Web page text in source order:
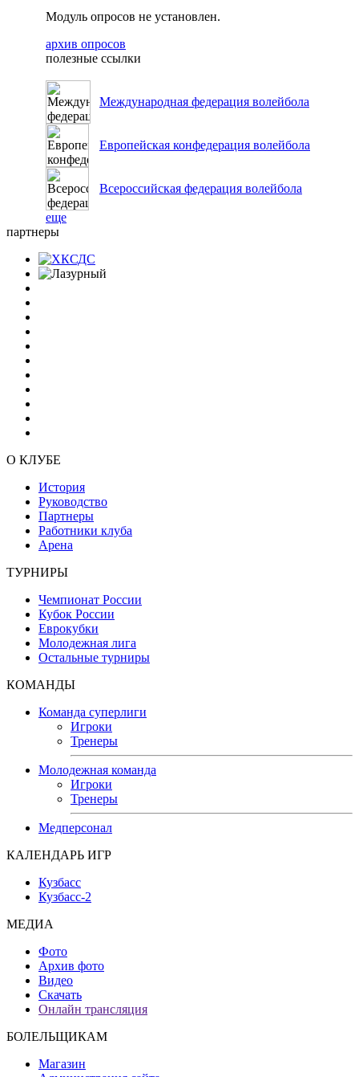
Модуль опросов не установлен.
архив опросов
полезные ссылки
Международная федерация волейбола
Европейская конфедерация волейбола
Всероссийская федерация волейбола
еще
партнеры
О КЛУБЕ
История
Руководство
Партнеры
Работники клуба
Арена
ТУРНИРЫ
Чемпионат России
Кубок России
Еврокубки
Молодежная лига
Остальные турниры
КОМАНДЫ
Команда суперлиги
Игроки
Тренеры
Молодежная команда
Игроки
Тренеры
Медперсонал
КАЛЕНДАРЬ ИГР
Кузбасс
Кузбасс-2
МЕДИА
Фото
Архив фото
Видео
Скачать
Онлайн трансляция
БОЛЕЛЬЩИКАМ
Магазин